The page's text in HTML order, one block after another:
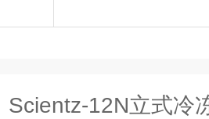
Scientz-12N立式冷